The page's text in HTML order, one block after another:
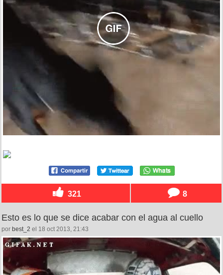
321 8
Esto es lo que se dice acabar con el agua al cuello
por best_2 el 18 oct 2013, 21:43